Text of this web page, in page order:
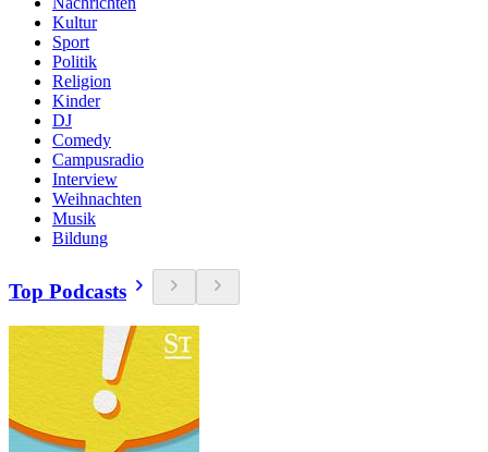
Kultur
Sport
Politik
Religion
Kinder
DJ
Comedy
Campusradio
Interview
Weihnachten
Musik
Bildung
Top Podcasts